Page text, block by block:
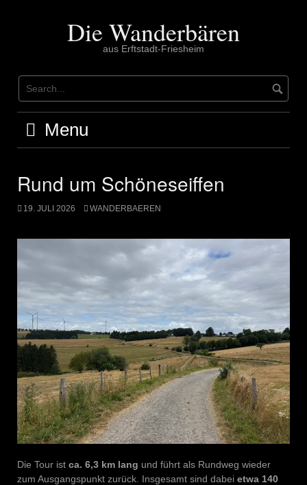
Die Wanderbären
aus Erftstadt-Friesheim
Menu
Rund um Schöneseiffen
19. JULI 2026 WANDERBAEREN
Die Tour ist ca. 6,3 km lang und führt als Rundweg wieder
zum Ausgangspunkt zurück. Insgesamt sind dabei etwa 140